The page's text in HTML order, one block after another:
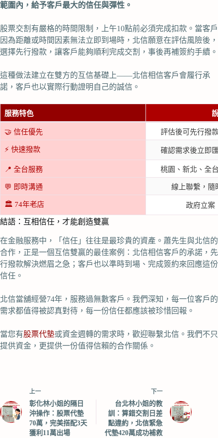
範圍內，給予客戶最大的信任與彈性。
股票交割有嚴格的時間限制，上午10點前必須完成扣款。當客戶
因為距離或時間因素無法立即到場時，北信願意在評估風險後，
選擇先行撥款，讓客戶能夠順利完成交割，事後再補簽約手續。
這種做法建立在雙方的互信基礎上——北信相信客戶會履行承
諾，客戶也以實際行動證明自己的誠信。
服務特色
🤝 信任優先 評估後可先行撥
⚡ 快速撥款 確認需求後立即
📍 全台服務 桃園、新北、全
💬 即時溝通 線上聯繫，隨
🏛️ 74年老店 政府立案
結語：互相信任，才能創造雙贏
在金融服務中，「信任」往往是最珍貴的資產。蕭先生與北信的
合作，正是一個互信雙贏的最佳案例：北信相信客戶的承諾，先
行撥款解決燃眉之急；客戶也以準時到場、完成簽約來回應這份
信任。
北信當舖經營74年，服務過無數客戶。我們深知，每一位客戶的
需求都值得被認真對待，每一份信任都應該被珍惜回報。
當您有股票代墊或資金週轉的需求時，歡迎聯繫北信。我們不只
提供資金，更提供一份值得信賴的合作關係。
上一
彰化林小姐的隔日
沖操作：股票代墊
70萬，完美搭配3天
獲利11萬出場
下一
台北林小姐的教
訓：算錯交割日差
點違約，北信緊急
代墊420萬成功補救